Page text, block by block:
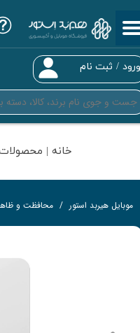
/ ثبت نام
حساب کاربری من
تغییر گذر واژه
سفارشات
خروج از حساب کاربری
خانه |
موبایل هیربد استور محافظت و